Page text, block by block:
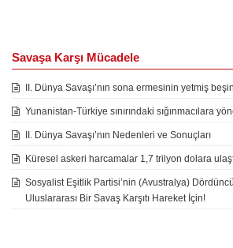
Savaşa Karşı Mücadele
II. Dünya Savaşı’nın sona ermesinin yetmiş
Yunanistan-Türkiye sınırındaki sığınmacılara
II. Dünya Savaşı’nın Nedenleri ve Sonuçları
Küresel askeri harcamalar 1,7 trilyon dolara
Sosyalist Eşitlik Partisi’nin (Avustralya)
Uluslararası Bir Savaş Karşıtı Hareket İçin!